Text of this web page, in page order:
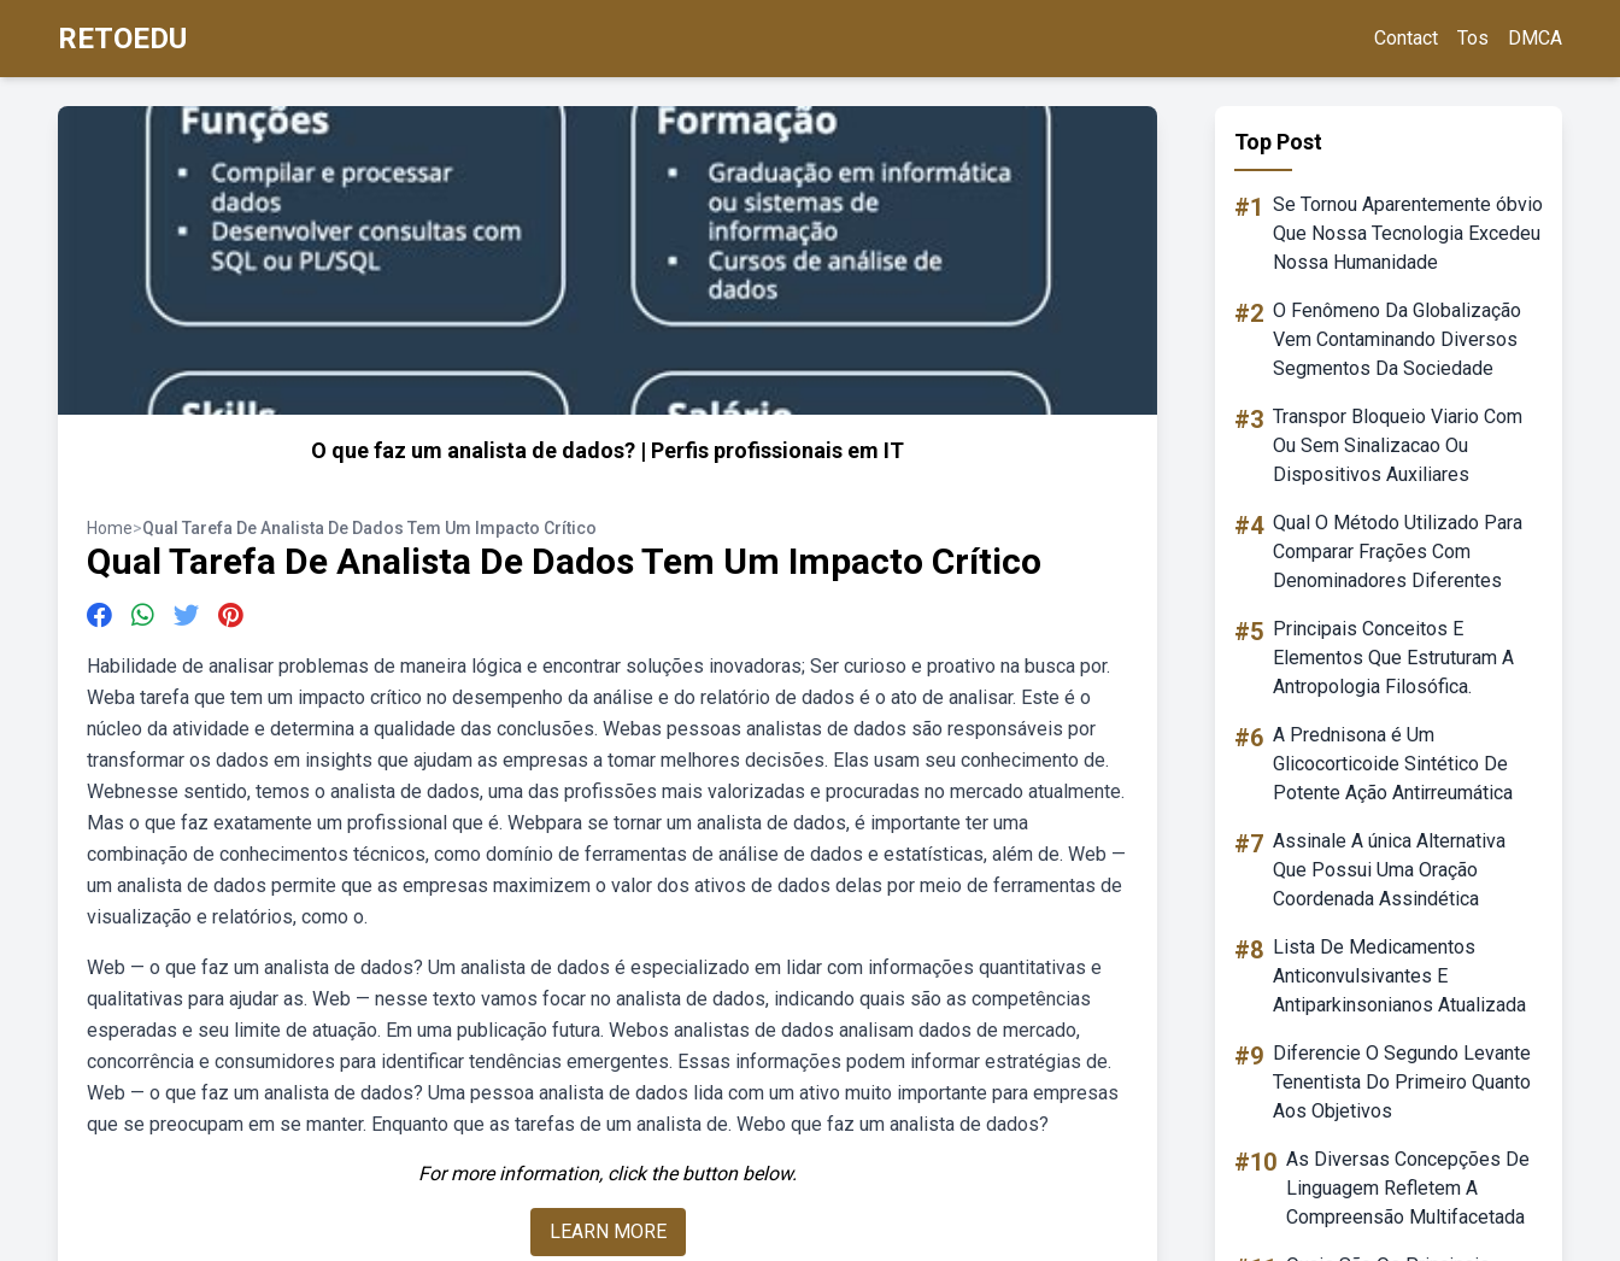
RETOEDU Contact Tos DMCA
O que faz um analista de dados? | Perfis profissionais em IT
Home>Qual Tarefa De Analista De Dados Tem Um Impacto Crítico
Qual Tarefa De Analista De Dados Tem Um Impacto Crítico
Habilidade de analisar problemas de maneira lógica e encontrar soluções inovadoras; Ser curioso e proativo na busca por.
Weba tarefa que tem um impacto crítico no desempenho da análise e do relatório de dados é o ato de analisar. Este é o
núcleo da atividade e determina a qualidade das conclusões. Webas pessoas analistas de dados são responsáveis por
transformar os dados em insights que ajudam as empresas a tomar melhores decisões. Elas usam seu conhecimento de.
Webnesse sentido, temos o analista de dados, uma das profissões mais valorizadas e procuradas no mercado atualmente.
Mas o que faz exatamente um profissional que é. Webpara se tornar um analista de dados, é importante ter uma
combinação de conhecimentos técnicos, como domínio de ferramentas de análise de dados e estatísticas, além de. Web —
um analista de dados permite que as empresas maximizem o valor dos ativos de dados delas por meio de ferramentas de
visualização e relatórios, como o.
Web — o que faz um analista de dados? Um analista de dados é especializado em lidar com informações quantitativas e
qualitativas para ajudar as. Web — nesse texto vamos focar no analista de dados, indicando quais são as competências
esperadas e seu limite de atuação. Em uma publicação futura. Webos analistas de dados analisam dados de mercado,
concorrência e consumidores para identificar tendências emergentes. Essas informações podem informar estratégias de.
Web — o que faz um analista de dados? Uma pessoa analista de dados lida com um ativo muito importante para empresas
que se preocupam em se manter. Enquanto que as tarefas de um analista de. Webo que faz um analista de dados?
For more information, click the button below.
LEARN MORE
Top Post
#1 Se Tornou Aparentemente óbvio
Que Nossa Tecnologia Excedeu
Nossa Humanidade
#2 O Fenômeno Da Globalização
Vem Contaminando Diversos
Segmentos Da Sociedade
#3 Transpor Bloqueio Viario Com
Ou Sem Sinalizacao Ou
Dispositivos Auxiliares
#4 Qual O Método Utilizado Para
Comparar Frações Com
Denominadores Diferentes
#5 Principais Conceitos E
Elementos Que Estruturam A
Antropologia Filosófica.
#6 A Prednisona é Um
Glicocorticoide Sintético De
Potente Ação Antirreumática
#7 Assinale A única Alternativa
Que Possui Uma Oração
Coordenada Assindética
#8 Lista De Medicamentos
Anticonvulsivantes E
Antiparkinsonianos Atualizada
#9 Diferencie O Segundo Levante
Tenentista Do Primeiro Quanto
Aos Objetivos
#10 As Diversas Concepções De
Linguagem Refletem A
Compreensão Multifacetada